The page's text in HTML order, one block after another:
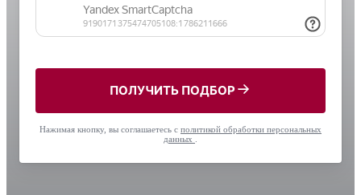
ПОЛУЧИТЬ ПОДБОР
Нажимая кнопку, вы соглашаетесь с политикой обработки персональных
данных